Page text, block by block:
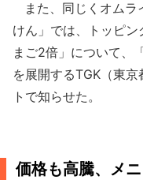
また、同じくオムラ
けん」では、トッピ
まご2倍」について、
を展開するTGK（東
トで知らせた。
価格も高騰、メ